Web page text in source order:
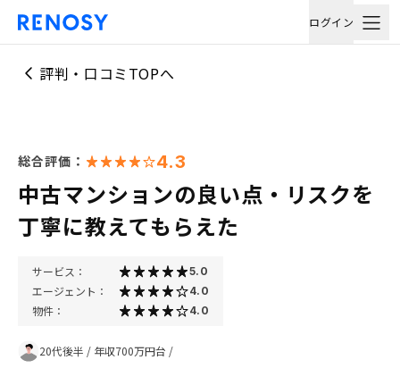
ログイン
評判・口コミTOPへ
総合評価： 4.3
中古マンションの良い点・リスクを
丁寧に教えてもらえた
サービス： 5.0
エージェント： 4.0
物件： 4.0
20代後半 / 年収700万円台 /